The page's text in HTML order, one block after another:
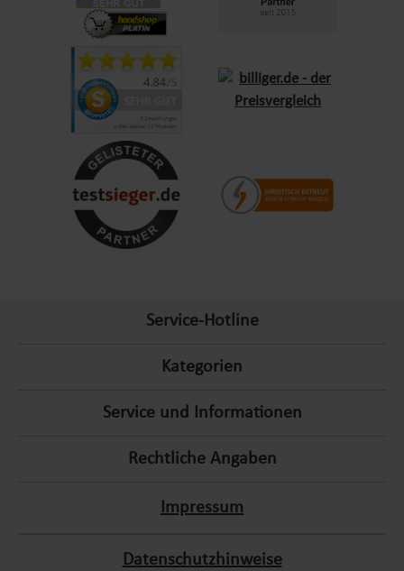
können Sie Ihren Whirlpool nach Ihren persönlichen
Vorlieben gestalten.
Essentielles Whirlpool Zubehör im Überblick
Um das Beste aus Ihrem Whirlpool herauszuholen, sollten Sie
folgende Zubehörkategorien berücksichtigen:
1. Abdeckungen und Schutzvorrichtungen
Eine hochwertige Abdeckung schützt Ihren Whirlpool vor
gelangen, und trägt zur Energieeffizienz bei, indem sie die
Witterungseinflüssen und neugierigen Blicken.
Sauberes Wasser ist das A und O für ein angenehmes
sorgen dafür, dass das Wasser stets klar und hygienisch bleibt.
Ihres Whirlpools und reduziert den Bedarf an chemischen
Service-Hotline
Kategorien
Service und Informationen
Rechtliche Angaben
Impressum
Datenschutzhinweise